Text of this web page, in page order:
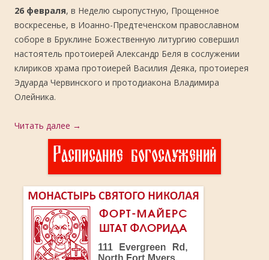
26 февраля, в Неделю сыропустную, Прощенное
воскресенье, в Иоанно-Предтеченском православном
соборе в Бруклине Божественную литургию совершил
настоятель протоиерей Александр Беля в сослужении
клириков храма протоиерей Василия Деяка, протоиерея
Эдуарда Червинского и протодиакона Владимира
Олейника.
Читать далее →